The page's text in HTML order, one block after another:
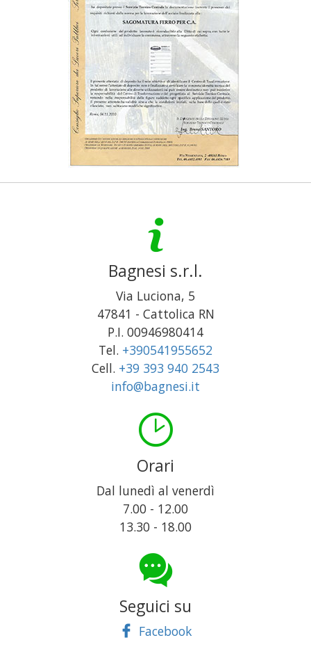
Bagnesi s.r.l.
Via Luciona, 5
47841 - Cattolica RN
P.I. 00946980414
Tel. +390541955652
Cell. +39 393 940 2543
info@bagnesi.it
Orari
Dal lunedì al venerdì
7.00 - 12.00
13.30 - 18.00
Seguici su
Facebook